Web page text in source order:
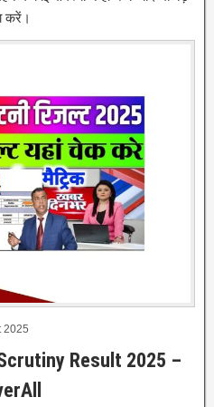
करें।
2025
Result 2025 –